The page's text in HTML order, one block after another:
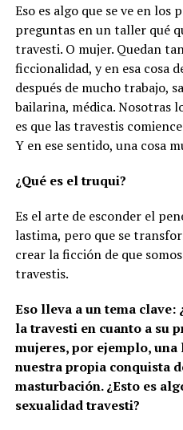
Eso es algo que se ve en los
preguntas en un taller qué
travesti. O mujer. Quedan
ficcionalidad, y en esa cosa
después de mucho trabajo,
bailarina, médica. Nosotras
es que las travestis
Y en ese sentido, una cosa
¿Qué es el truqui?
Es el arte de esconder el
lastima, pero que se
crear la ficción de que
travestis.
Eso lleva a un tema clave:
la travesti en cuanto a su
mujeres, por ejemplo,
nuestra propia conquista
masturbación. ¿Esto es
sexualidad travesti?